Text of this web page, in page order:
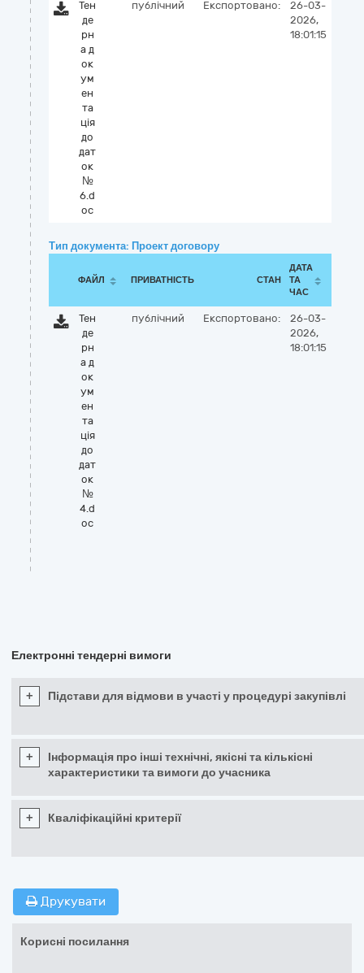
Тен
де
рн
а д
ок
ум
ен
та
ція
до
дат
ок
№
6.d
oc
публічний Експортовано:
26-03-
2026,
18:01:15
Тип документа: Проект договору
ФАЙЛ ПРИВАТНІСТЬ СТАН
ДАТА
ТА
ЧАС
Тен
де
рн
а д
ок
ум
ен
та
ція
до
дат
ок
№
4.d
oc
публічний Експортовано:
26-03-
2026,
18:01:15
Електронні тендерні вимоги
+ Підстави для відмови в участі у процедурі закупівлі
+
Інформація про інші технічні, якісні та кількісні
характеристики та вимоги до учасника
+ Кваліфікаційні критерії
Друкувати
Корисні посилання